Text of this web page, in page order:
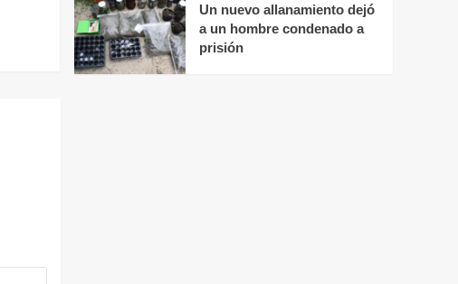
Un nuevo allanamiento dejó
a un hombre condenado a
prisión